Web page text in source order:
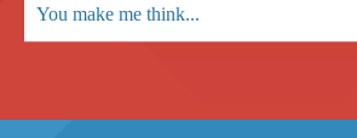
You make me think...